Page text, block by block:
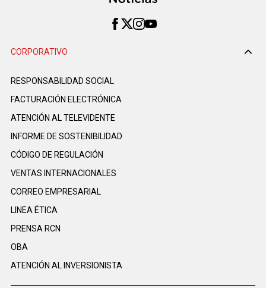
CORPORATIVO
RESPONSABILIDAD SOCIAL
FACTURACIÓN ELECTRÓNICA
ATENCIÓN AL TELEVIDENTE
INFORME DE SOSTENIBILIDAD
CÓDIGO DE REGULACIÓN
VENTAS INTERNACIONALES
CORREO EMPRESARIAL
LINEA ÉTICA
PRENSA RCN
OBA
ATENCIÓN AL INVERSIONISTA